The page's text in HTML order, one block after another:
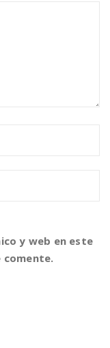
y web en este
comente.